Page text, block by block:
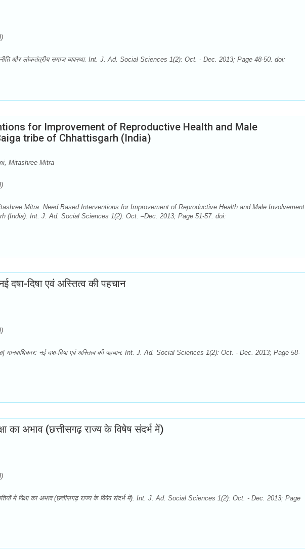
नीति और लोकतंत्रीय समाज व्यवस्था. Int. J. Ad. Social Sciences 1(2): Oct. - Dec. 2013; Page 48-50. doi:
for Improvement of Reproductive Health and Male
tribe of Chhattisgarh (India)
Mitashree Mitra
Mitra. Need Based Interventions for Improvement of Reproductive Health and Male Involvement
(India). Int. J. Ad. Social Sciences 1(2): Oct. –Dec. 2013; Page 51-57. doi:
दषा-दिषा एवं अस्तित्व की पहचान
मानवाधिकार: नई दषा-दिषा एवं अस्तित्व की पहचान. Int. J. Ad. Social Sciences 1(2): Oct. - Dec. 2013; Page 58-
का अभाव (छत्तीसगढ़ राज्य के विषेष संदर्भ में)
में षिक्षा का अभाव (छत्तीसगढ़ राज्य के विषेष संदर्भ में). Int. J. Ad. Social Sciences 1(2): Oct. - Dec. 2013; Page